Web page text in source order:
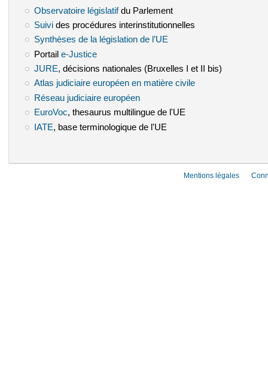
Observatoire législatif(le lien est externe)
du Parlement
Suivi(le lien est externe)
des procédures interinstitutionnelles
Synthèses de la législation de l’UE
Portail e-Justice(le lien est externe)
JURE(le lien est externe)
, décisions nationales (Bruxelles I et II bis)
Atlas judiciaire européen en matière civile(le lien est externe)
Réseau judiciaire européen(le lien est externe)
EuroVoc(le lien est externe)
, thesaurus multilingue de l'UE
IATE (le lien est externe)
, base terminologique de l'UE
Mentions légales